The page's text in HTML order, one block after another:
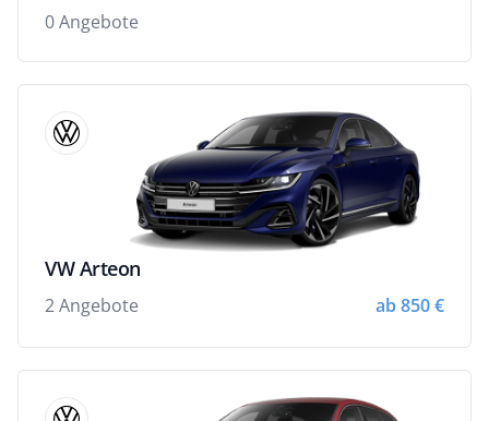
0 Angebote
VW Arteon
2 Angebote ab 850 €